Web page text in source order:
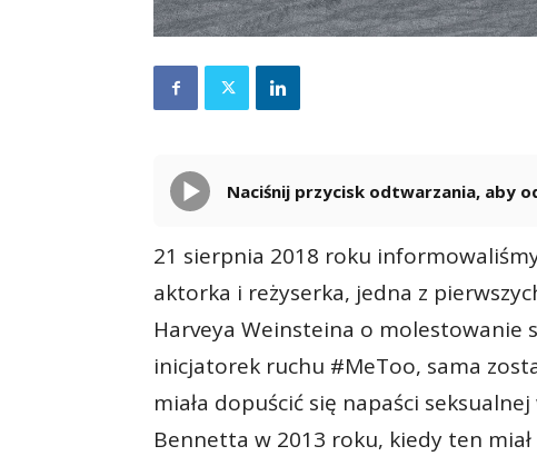
Naciśnij przycisk odtwarzania, aby
21 sierpnia 2018 roku
aktorka i reżyserka, jedna z
Harveya Weinsteina o molestowanie
inicjatorek ruchu #MeToo, sama
miała dopuścić się napaści
Bennetta w 2013 roku, kiedy ten miał